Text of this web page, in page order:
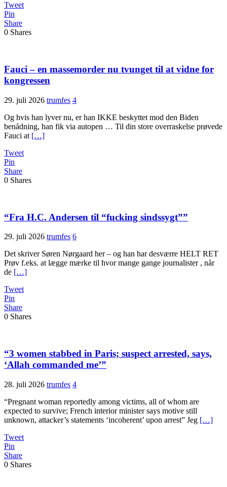
Tweet
Pin
Share
0 Shares
Fauci – en massemorder nu tvunget til at vidne for
kongressen
29. juli 2026 trumfes 4
Og hvis han lyver nu, er han IKKE beskyttet mod den Biden
benådning, han fik via autopen … Til din store overraskelse prøvede
Fauci at […]
Tweet
Pin
Share
0 Shares
“Fra H.C. Andersen til “fucking sindssygt””
29. juli 2026 trumfes 6
Det skriver Søren Nørgaard her – og han har desværre HELT RET
Prøv f.eks. at lægge mærke til hvor mange gange journalister , når
de […]
Tweet
Pin
Share
0 Shares
“3 women stabbed in Paris; suspect arrested, says,
‘Allah commanded me’”
28. juli 2026 trumfes 4
“Pregnant woman reportedly among victims, all of whom are
expected to survive; French interior minister says motive still
unknown, attacker’s statements ‘incoherent’ upon arrest” Jeg […]
Tweet
Pin
Share
0 Shares